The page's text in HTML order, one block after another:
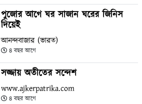
পুজোর আগে ঘর সাজান ঘরের জিনিস
দিয়েই
আনন্দবাজার (ভারত)
৪ বছর আগে
সজ্জায় অতীতের সন্দেশ
www.ajkerpatrika.com
৪ বছর আগে